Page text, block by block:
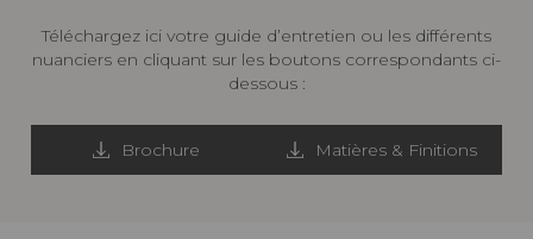
Téléchargez ici votre guide d’entretien ou les différents
nuanciers en cliquant sur les boutons correspondants ci-
dessous :
Brochure Matières & Finitions